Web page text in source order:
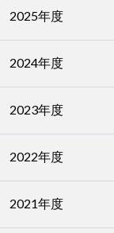
2025年度
2024年度
2023年度
2022年度
2021年度